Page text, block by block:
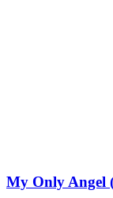
My Only Angel